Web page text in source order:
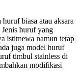
biasa atau aksara
huruf yang
istimewa namun tetap
juga model huruf
timbul stainless di
modifikasi